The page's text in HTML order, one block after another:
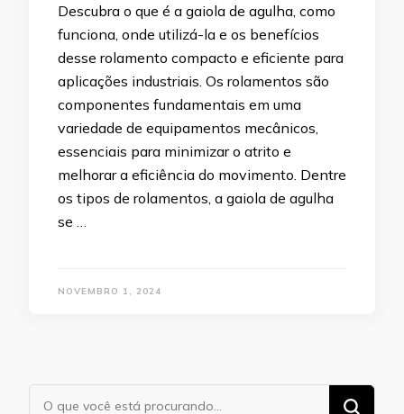
Descubra o que é a gaiola de agulha, como
funciona, onde utilizá-la e os benefícios
desse rolamento compacto e eficiente para
aplicações industriais. Os rolamentos são
componentes fundamentais em uma
variedade de equipamentos mecânicos,
essenciais para minimizar o atrito e
melhorar a eficiência do movimento. Dentre
os tipos de rolamentos, a gaiola de agulha
se …
NOVEMBRO 1, 2024
Procurando